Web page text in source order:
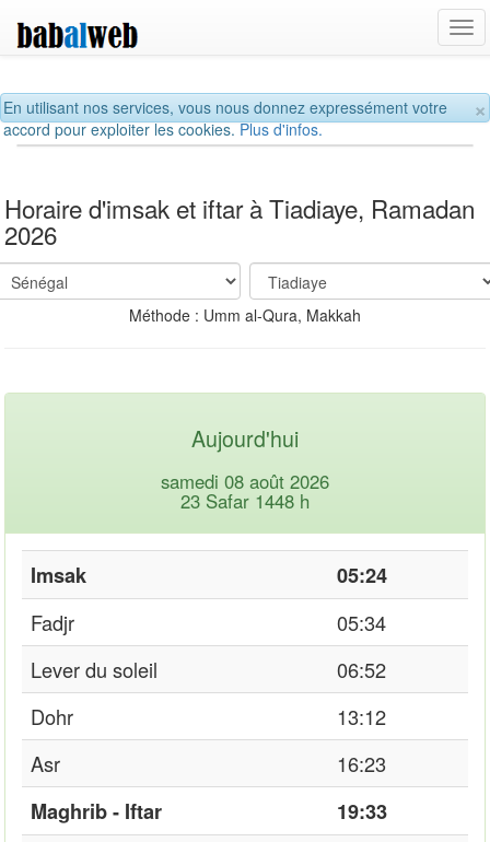
×
En utilisant nos services, vous nous donnez expressément votre
accord pour exploiter les cookies.Plus d'infos.
Horaire d'imsak et iftar à Tiadiaye, Ramadan
2026
Méthode : Umm al-Qura, Makkah
Aujourd'hui
samedi 08 août 2026
23 Safar 1448 h
Imsak
05:24
Fadjr
05:34
Lever du soleil
06:52
Dohr
13:12
Asr
16:23
Maghrib - Iftar
19:33